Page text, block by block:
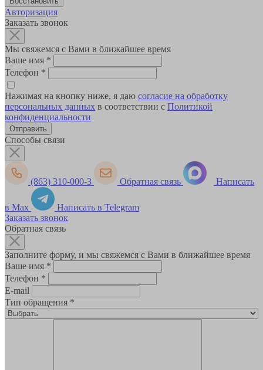
Авторизация
Заказать звонок
Мы свяжемся с Вами в ближайшее время
Ваше имя *
Телефон *
Нажимая на кнопку ниже, я даю согласие на обработку
персональных данных в соответствии с Политикой
конфиденциальности
Способы связи
(863) 310-000-3 Обратная связь Написать
в Max
Написать в Telegram
Заказать звонок
Обратная связь
Заполните форму, и мы свяжемся с Вами в ближайшее время
Ваше имя *
Телефон *
E-mail
Тип обращения *